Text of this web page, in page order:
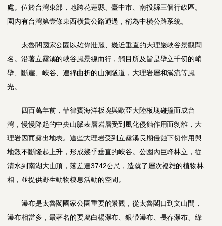
處。位於台灣東部，地跨花蓮縣、臺中市、南投縣三個行政區。
園內有台灣第壹條東西橫貫公路通過，稱為中橫公路系統。
太魯閣國家公園以雄偉壯麗、幾近垂直的大理巖峽谷景觀聞
名。沿著立霧溪的峽谷風景線而行，觸目所及皆是壁立千仞的峭
壁、斷崖、峽谷、連綿曲折的山洞隧道，大理岩層和溪流等風
光。
四百萬年前，菲律賓海洋板塊與歐亞大陸板塊碰撞而成台
灣，慢慢降起的中央山脈表層岩層受到風化侵蝕作用而剝離，大
理岩因而露出地表。這些大理岩受到立霧溪長期侵蝕下切作用與
地殼不斷隆起上升，形成幾乎垂直的峽谷。公園內巨峰林立，從
清水到南湖大山頂，落差達3742公尺，造就了層次複雜的植物林
相，並提供野生動物棲息活動的空間。
瀑布是太魯閣國家公園重要的景觀，從太魯閣口到文山間，
瀑布相當多，最著名的要屬白楊瀑布、銀帶瀑布、長春瀑布、綠